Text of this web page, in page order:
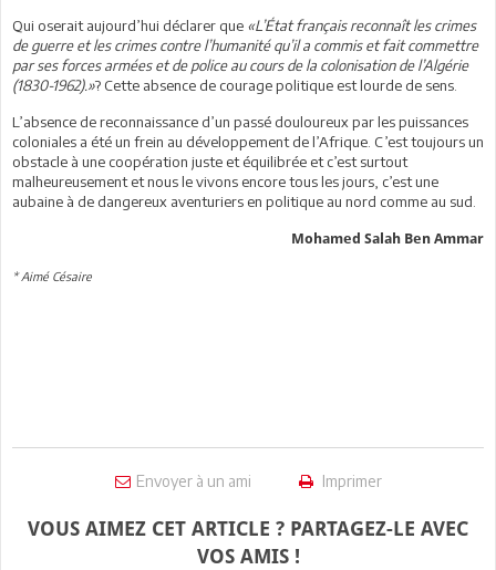
Qui oserait aujourd’hui déclarer que «L’État français reconnaît les crimes
de guerre et les crimes contre l’humanité qu’il a commis et fait commettre
par ses forces armées et de police au cours de la colonisation de l’Algérie
(1830-1962).»? Cette absence de courage politique est lourde de sens.
L’absence de reconnaissance d’un passé douloureux par les puissances
coloniales a été un frein au développement de l’Afrique. C’est toujours un
obstacle à une coopération juste et équilibrée et c’est surtout
malheureusement et nous le vivons encore tous les jours, c’est une
aubaine à de dangereux aventuriers en politique au nord comme au sud.
Mohamed Salah Ben Ammar
* Aimé Césaire
Envoyer à un ami Imprimer
VOUS AIMEZ CET ARTICLE ? PARTAGEZ-LE AVEC
VOS AMIS !